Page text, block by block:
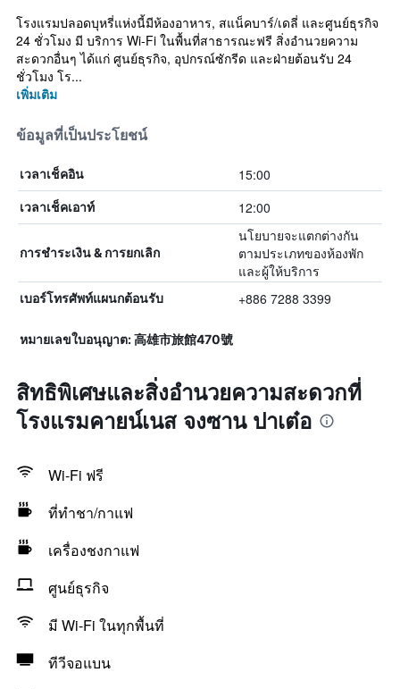
โรงแรมปลอดบุหรี่แห่งนี้มีห้องอาหาร, สแน็คบาร์/เดลี่ และศูนย์ธุรกิจ
24 ชั่วโมง มี บริการ Wi-Fi ในพื้นที่สาธารณะฟรี สิ่งอำนวยความ
สะดวกอื่นๆ ได้แก่ ศูนย์ธุรกิจ, อุปกรณ์ซักรีด และฝ่ายต้อนรับ 24
ชั่วโมง โร...
เพิ่มเติม
ข้อมูลที่เป็นประโยชน์
เวลาเช็คอิน 15:00
เวลาเช็คเอาท์ 12:00
การชำระเงิน & การยกเลิก
นโยบายจะแตกต่างกัน
ตามประเภทของห้องพัก
และผู้ให้บริการ
เบอร์โทรศัพท์แผนกต้อนรับ +886 7288 3399
หมายเลขใบอนุญาต: 高雄市旅館470號
สิทธิพิเศษและสิ่งอำนวยความสะดวกที่
โรงแรมคายน์เนส จงซาน ปาเต๋อ
Wi-Fi ฟรี
ที่ทำชา/กาแฟ
เครื่องชงกาแฟ
ศูนย์ธุรกิจ
มี Wi-Fi ในทุกพื้นที่
ทีวีจอแบน